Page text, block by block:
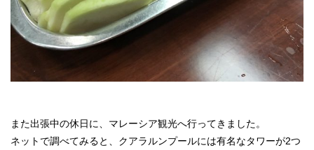
また出張中の休日に、マレーシア観光へ行ってきました。
ネットで調べてみると、クアラルンプールには有名なタワーが2つ